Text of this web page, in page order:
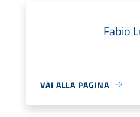
Fabio
VAI ALLA PAGINA